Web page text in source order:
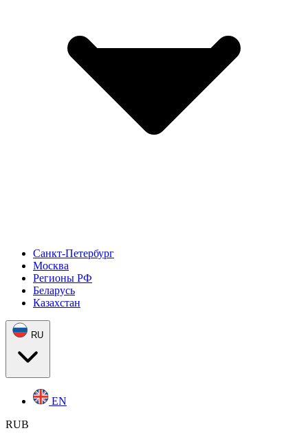
Санкт-Петербург
Москва
Регионы РФ
Беларусь
Казахстан
RU
EN
RUB